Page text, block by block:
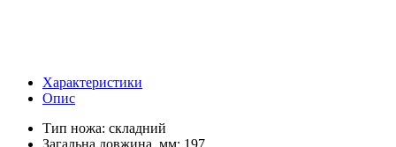
Характеристики
Опис
Тип ножа: складний
Загальна довжина, мм: 197